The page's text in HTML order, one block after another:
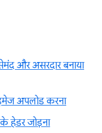
और असरदार बनाया
अपलोड करना
हेडर जोड़ना